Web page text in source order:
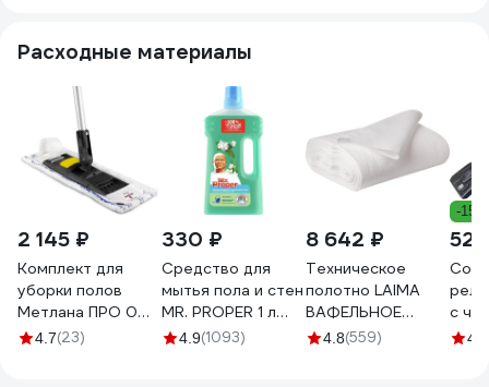
Расходные материалы
2 145 ₽
Комплект для
уборки полов
Метлана ПРО 0
2034.7(23)
330 ₽
Средство для
мытья пола и стен
MR. PROPER 1 л
Горный ручей и
4.9(1093)
8 642 ₽
Техническое
полотно LAIMA
ВАФЕЛЬНОЕ
отбеленное,
4.8(559)
-15%
с
с 4.6